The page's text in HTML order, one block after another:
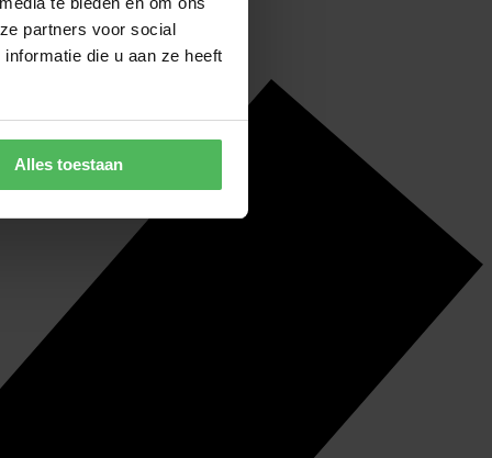
partners voor social
die u aan ze heeft
Alles toestaan